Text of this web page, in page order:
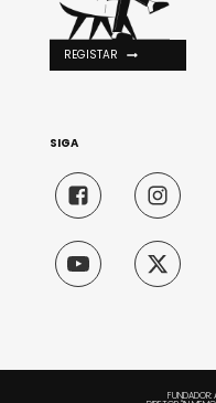
REGISTAR
SIGA